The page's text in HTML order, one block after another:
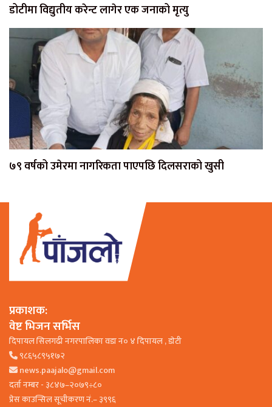
डोटीमा विद्युतीय करेन्ट लागेर एक जनाको मृत्यु
७९ वर्षको उमेरमा नागरिकता पाएपछि दिलसराको खुसी
प्रकाशक:
वेष्ट भिजन सर्भिस
दिपायल सिलगढी नगरपालिका वडा न० ४ दिपायल , डाेटी
९८६५८९५१७२
news.paajalo@gmail.com
दर्ता नम्बर - ३८४७–२०७९÷८०
प्रेस काउन्सिल सूचीकरण नं.– ३९९६